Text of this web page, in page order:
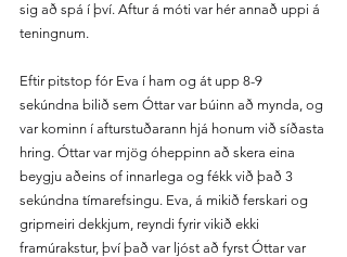
sig að spá í því. Aftur á móti var hér annað uppi á
teningnum.
Eftir pitstop fór Eva í ham og át upp 8-9
sekúndna bilið sem Óttar var búinn að mynda, og
var kominn í afturstuðarann hjá honum við síðasta
hring. Óttar var mjög óheppinn að skera eina
beygju aðeins of innarlega og fékk við það 3
sekúndna tímarefsingu. Eva, á mikið ferskari og
gripmeiri dekkjum, reyndi fyrir vikið ekki
framúrakstur, því það var ljóst að fyrst Óttar var